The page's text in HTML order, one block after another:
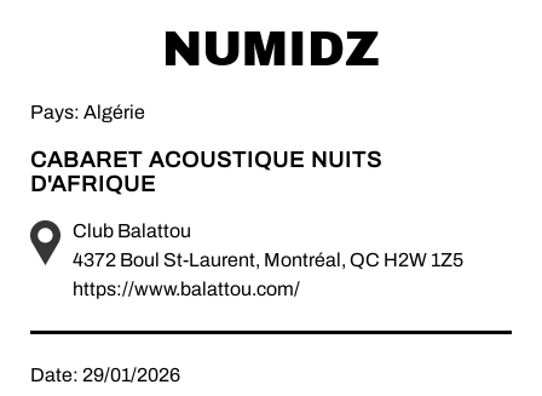
NUMIDZ
Pays: Algérie
CABARET ACOUSTIQUE NUITS
D'AFRIQUE
Club Balattou
4372 Boul St-Laurent, Montréal, QC H2W 1Z5
https://www.balattou.com/
Date: 29/01/2026